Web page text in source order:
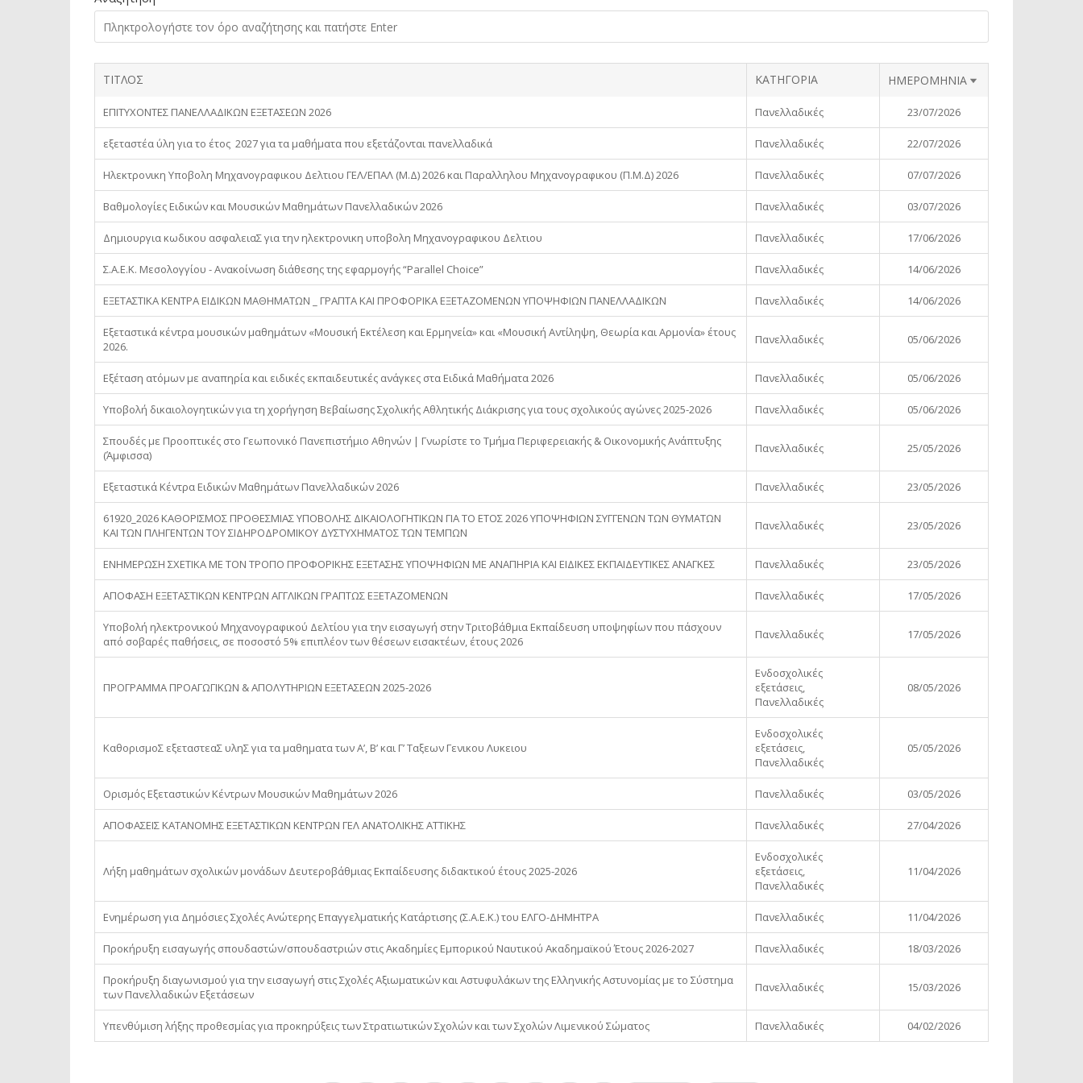
ΤΙΤΛΟΣ ΚΑΤΗΓΟΡΙΑ ΗΜΕΡΟΜΗΝΙΑ SORT ASCENDING
ΕΠΙΤΥΧΟΝΤΕΣ ΠΑΝΕΛΛΑΔΙΚΩΝ ΕΞΕΤΑΣΕΩΝ 2026 Πανελλαδικές 23/07/2026
εξεταστέα ύλη για το έτος 2027 για τα μαθήματα που εξετάζονται πανελλαδικά Πανελλαδικές 22/07/2026
Ηλεκτρονικη Υποβολη Μηχανογραφικου Δελτιου ΓΕΛ/ΕΠΑΛ (Μ.Δ) 2026 και Παραλληλου Μηχανογραφικου (Π.Μ.Δ) 2026 Πανελλαδικές 07/07/2026
Βαθμολογίες Ειδικών και Μουσικών Μαθημάτων Πανελλαδικών 2026 Πανελλαδικές 03/07/2026
Δημιουργια κωδικου ασφαλειαΣ για την ηλεκτρονικη υποβολη Μηχανογραφικου Δελτιου Πανελλαδικές 17/06/2026
Σ.Α.Ε.Κ. Μεσολογγίου - Ανακοίνωση διάθεσης της εφαρμογής “Parallel Choice” Πανελλαδικές 14/06/2026
ΕΞΕΤΑΣΤΙΚΑ ΚΕΝΤΡΑ ΕΙΔΙΚΩΝ ΜΑΘΗΜΑΤΩΝ _ ΓΡΑΠΤΑ ΚΑΙ ΠΡΟΦΟΡΙΚΑ ΕΞΕΤΑΖΟΜΕΝΩΝ ΥΠΟΨΗΦΙΩΝ ΠΑΝΕΛΛΑΔΙΚΩΝ Πανελλαδικές 14/06/2026
Εξεταστικά κέντρα μουσικών μαθημάτων «Μουσική Εκτέλεση και Ερμηνεία» και «Μουσική Αντίληψη, Θεωρία και Αρμονία» έτους
2026.
Πανελλαδικές 05/06/2026
Εξέταση ατόμων με αναπηρία και ειδικές εκπαιδευτικές ανάγκες στα Ειδικά Μαθήματα 2026 Πανελλαδικές 05/06/2026
Υποβολή δικαιολογητικών για τη χορήγηση Βεβαίωσης Σχολικής Αθλητικής Διάκρισης για τους σχολικούς αγώνες 2025-2026 Πανελλαδικές 05/06/2026
Σπουδές με Προοπτικές στο Γεωπονικό Πανεπιστήμιο Αθηνών | Γνωρίστε το Τμήμα Περιφερειακής & Οικονομικής Ανάπτυξης
(Άμφισσα)
Πανελλαδικές 25/05/2026
Εξεταστικά Κέντρα Ειδικών Μαθημάτων Πανελλαδικών 2026 Πανελλαδικές 23/05/2026
61920_2026 ΚΑΘΟΡΙΣΜΟΣ ΠΡΟΘΕΣΜΙΑΣ ΥΠΟΒΟΛΗΣ ΔΙΚΑΙΟΛΟΓΗΤΙΚΩΝ ΓΙΑ ΤΟ ΕΤΟΣ 2026 ΥΠΟΨΗΦΙΩΝ ΣΥΓΓΕΝΩΝ ΤΩΝ ΘΥΜΑΤΩΝ
ΚΑΙ ΤΩΝ ΠΛΗΓΕΝΤΩΝ ΤΟΥ ΣΙΔΗΡΟΔΡΟΜΙΚΟΥ ΔΥΣΤΥΧΗΜΑΤΟΣ ΤΩΝ ΤΕΜΠΩΝ
Πανελλαδικές 23/05/2026
ΕΝΗΜΕΡΩΣΗ ΣΧΕΤΙΚΑ ΜΕ ΤΟΝ ΤΡΟΠΟ ΠΡΟΦΟΡΙΚΗΣ ΕΞΕΤΑΣΗΣ ΥΠΟΨΗΦΙΩΝ ΜΕ ΑΝΑΠΗΡΙΑ ΚΑΙ ΕΙΔΙΚΕΣ ΕΚΠΑΙΔΕΥΤΙΚΕΣ ΑΝΑΓΚΕΣ Πανελλαδικές 23/05/2026
ΑΠΟΦΑΣΗ ΕΞΕΤΑΣΤΙΚΩΝ ΚΕΝΤΡΩΝ ΑΓΓΛΙΚΩΝ ΓΡΑΠΤΩΣ ΕΞΕΤΑΖΟΜΕΝΩΝ Πανελλαδικές 17/05/2026
Υποβολή ηλεκτρονικού Μηχανογραφικού Δελτίου για την εισαγωγή στην Τριτοβάθμια Εκπαίδευση υποψηφίων που πάσχουν
από σοβαρές παθήσεις, σε ποσοστό 5% επιπλέον των θέσεων εισακτέων, έτους 2026
Πανελλαδικές 17/05/2026
ΠΡΟΓΡΑΜΜΑ ΠΡΟΑΓΩΓΙΚΩΝ & ΑΠΟΛΥΤΗΡΙΩΝ ΕΞΕΤΑΣΕΩΝ 2025-2026
Ενδοσχολικές
εξετάσεις,
Πανελλαδικές
08/05/2026
ΚαθορισμοΣ εξεταστεαΣ υληΣ για τα μαθηματα των Α’, Β’ και Γ’ Ταξεων Γενικου Λυκειου
Ενδοσχολικές
εξετάσεις,
Πανελλαδικές
05/05/2026
Ορισμός Εξεταστικών Κέντρων Μουσικών Μαθημάτων 2026 Πανελλαδικές 03/05/2026
ΑΠΟΦΑΣΕΙΣ ΚΑΤΑΝΟΜΗΣ EΞΕΤΑΣΤΙΚΩΝ KΕΝΤΡΩΝ ΓΕΛ ΑΝΑΤΟΛΙΚΗΣ ΑΤΤΙΚΗΣ Πανελλαδικές 27/04/2026
Λήξη μαθημάτων σχολικών μονάδων Δευτεροβάθμιας Εκπαίδευσης διδακτικού έτους 2025-2026
Ενδοσχολικές
εξετάσεις,
Πανελλαδικές
11/04/2026
Ενημέρωση για Δημόσιες Σχολές Ανώτερης Επαγγελματικής Κατάρτισης (Σ.Α.Ε.Κ.) του ΕΛΓΟ-ΔΗΜΗΤΡΑ Πανελλαδικές 11/04/2026
Προκήρυξη εισαγωγής σπουδαστών/σπουδαστριών στις Ακαδημίες Εμπορικού Ναυτικού Ακαδημαϊκού Έτους 2026-2027 Πανελλαδικές 18/03/2026
Προκήρυξη διαγωνισμού για την εισαγωγή στις Σχολές Αξιωματικών και Αστυφυλάκων της Ελληνικής Αστυνομίας με το Σύστημα
των Πανελλαδικών Εξετάσεων
Πανελλαδικές 15/03/2026
Υπενθύμιση λήξης προθεσμίας για προκηρύξεις των Στρατιωτικών Σχολών και των Σχολών Λιμενικού Σώματος Πανελλαδικές 04/02/2026